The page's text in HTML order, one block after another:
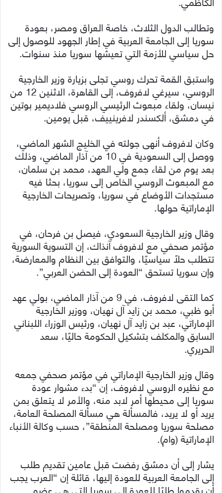
وتطالب الدول الثلاث، خاصة العراق ومصر، بعودة
سوريا إلى الجامعة العربية في إطار الجهود للوصول إلى
حل سياسي للأزمة التي تعيشها سوريا منذ سنوات.
واستبق القمة تحرك روسي تجلى بزيارة وزير الخارجية
الروسي، سيرغي لافروف، إلى القاهرة، الاثنين 12 من
نيسان، ولقاء مبعوث الرئيسي الروسي فلاديمير بوتين
في دمشق، ألكسندر لافرينييف، قبل يومين.
وكان لافروف أنهى جولته في الخليج الشهر الماضي،
ووصل إلى السعودية في 10 من آذار الماضي، وذلك
بعد يوم من لقاء جمع ولي العهد، محمد بن سلمان،
مع المبعوث الروسي الخاص إلى سوريا، بحثا فيه
مستجدات الأوضاع في سوريا، وتصريحات الخارجية
الإماراتية حولها.
وقال وزير الخارجية السعودي، فيصل بن فرحان، في
مؤتمر صحفي مع لافروف آنذاك، إن التسوية السورية
تتطلب حلًا سياسيًا، والتوافق بين النظام والمعارضة،
وإن سوريا تستحق “العودة إلى الحضن العربي”.
كما التقى لافروف، في 9 من آذار الماضي، بولي عهد
أبو ظبي، محمد بن زايد آل نهيان، ووزير الخارجية
الإماراتي، عبد بن زايد آل نهيان، ورئيس الوزراء اللبناني
السابق والمكلف بتشكيل الحكومة حاليًا، سعد
الحريري.
وقال وزير الخارجية الإماراتي في مؤتمر صحفي جمعه
مع نظيره الروسي لافروف، إن “بدء مشوار عودة
سوريا إلى محيطها أمر لابد منه، والأمر لا يتعلق بمن
يريد أو لا يريد، فالمسألة هي مسألة المصلحة العامة،
مصلحة سوريا ومصلحة المنطقة”، حسب وكالة الأنباء
الإماراتية (وام).
يشار إلى أن دمشق رفضت قبل عامين تقديم طلب
إلى الجامعة العربية للعودة إليها، قائلة إن “العرب يجب
أن يقدموا طلبًا للعودة إلى سوريا التي هي عضو